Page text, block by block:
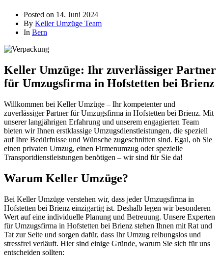
Posted on 14. Juni 2024
By Keller Umzüge Team
In Bern
Keller Umzüge: Ihr zuverlässiger Partner
für Umzugsfirma in Hofstetten bei Brienz
Willkommen bei Keller Umzüge – Ihr kompetenter und
zuverlässiger Partner für Umzugsfirma in Hofstetten bei Brienz. Mit
unserer langjährigen Erfahrung und unserem engagierten Team
bieten wir Ihnen erstklassige Umzugsdienstleistungen, die speziell
auf Ihre Bedürfnisse und Wünsche zugeschnitten sind. Egal, ob Sie
einen privaten Umzug, einen Firmenumzug oder spezielle
Transportdienstleistungen benötigen – wir sind für Sie da!
Warum Keller Umzüge?
Bei Keller Umzüge verstehen wir, dass jeder Umzugsfirma in
Hofstetten bei Brienz einzigartig ist. Deshalb legen wir besonderen
Wert auf eine individuelle Planung und Betreuung. Unsere Experten
für Umzugsfirma in Hofstetten bei Brienz stehen Ihnen mit Rat und
Tat zur Seite und sorgen dafür, dass Ihr Umzug reibungslos und
stressfrei verläuft. Hier sind einige Gründe, warum Sie sich für uns
entscheiden sollten: